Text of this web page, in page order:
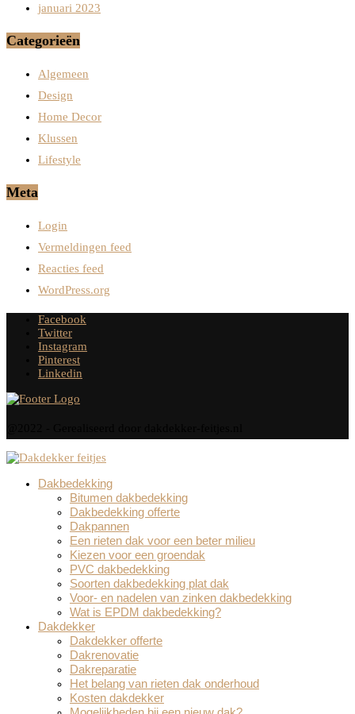
januari 2023
Categorieën
Algemeen
Design
Home Decor
Klussen
Lifestyle
Meta
Login
Vermeldingen feed
Reacties feed
WordPress.org
Facebook
Twitter
Instagram
Pinterest
Linkedin
Dakbedekking
Bitumen dakbedekking
Dakbedekking offerte
Dakpannen
Een rieten dak voor een beter milieu
Kiezen voor een groendak
PVC dakbedekking
Soorten dakbedekking plat dak
Voor- en nadelen van zinken dakbedekking
Wat is EPDM dakbedekking?
Dakdekker
Dakdekker offerte
Dakrenovatie
Dakreparatie
Het belang van rieten dak onderhoud
Kosten dakdekker